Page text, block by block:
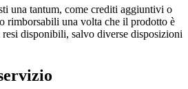
una tantum, come crediti aggiuntivi o
rimborsabili una volta che il prodotto è
disponibili, salvo diverse disposizioni